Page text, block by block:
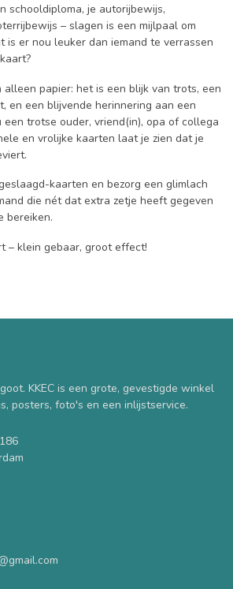
schooldiploma, je autorijbewijs,
– slagen is een mijlpaal om
is er nou leuker dan iemand te verrassen
alleen papier: het is een blijk van trots, een
en een blijvende herinnering aan een
trotse ouder, vriend(in), opa of collega
en vrolijke kaarten laat je zien dat je
kaarten en bezorg een glimlach
die nét dat extra zetje heeft gegeven
bereiken.
– klein gebaar, groot effect!
KKEC is een grote, gevestigde winkel
posters, foto's en een inlijstservice.